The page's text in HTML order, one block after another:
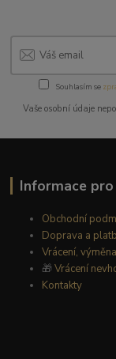
Souhlasím se
Vaše osobní údaje
Informace
Obchodní
Doprava a
Vrácení,
🎁Vrácení
Kontakty